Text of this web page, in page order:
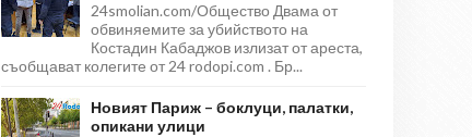
24smolian.com/Общество Двама от
обвиняемите за убийството на
Костадин Кабаджов излизат от ареста,
съобщават колегите от 24 rodopi.com . Бр...
Новият Париж – боклуци, палатки,
опикани улици